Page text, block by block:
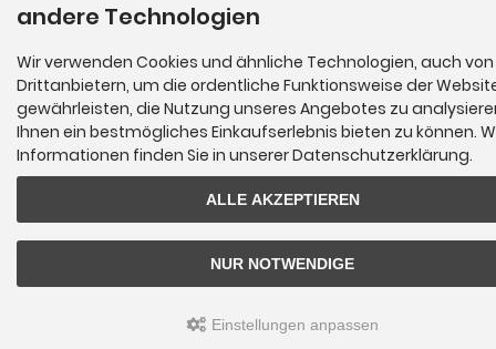
andere Technologien
Wir verwenden Cookies und ähnliche Technologien, auch von
Drittanbietern, um die ordentliche Funktionsweise der
gewährleisten, die Nutzung unseres Angebotes zu
Ihnen ein bestmögliches Einkaufserlebnis bieten zu können.
Informationen finden Sie in unserer Datenschutzerklärung.
ALLE AKZEPTIEREN
NUR NOTWENDIGE
Einstellungen anpassen